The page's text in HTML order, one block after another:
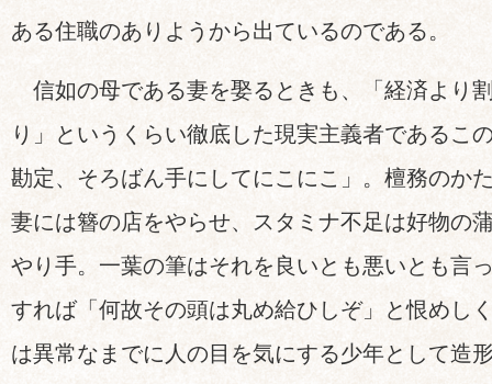
ある住職のありようから出ているのである。
信如の母である妻を娶るときも、「経済より
り」というくらい徹底した現実主義者であるこ
勘定、そろばん手にしてにこにこ」。檀務のか
妻には簪の店をやらせ、スタミナ不足は好物の
やり手。一葉の筆はそれを良いとも悪いとも言
すれば「何故その頭は丸め給ひしぞ」と恨めし
は異常なまでに人の目を気にする少年として造